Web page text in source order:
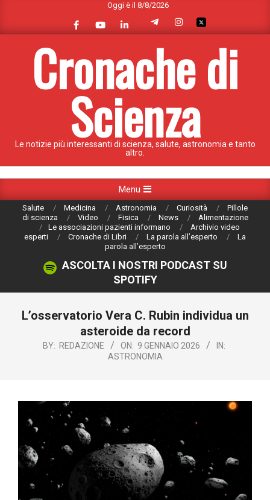
content
Oggi è il 8/8/2026
Cronache di
Scienza
Le notizie più interessanti di scienza, salute, astronomia e tanto
altro.
Navigation
Menu
Salute Medicina Astronomia Curiosità
Pillole
di scienza
Video Fisica News
Alimentazione
Le associazioni pazienti informano
Archivio video
esperti
Cronache di Libri La parola all’esperto
La
parola all’esperto
ASCOLTA I NOSTRI PODCAST SU
SPOTIFY
L’osservatorio Vera C. Rubin individua un
asteroide da record
BY: REDAZIONE ON: 9 GENNAIO 2026
IN:
ASTRONOMIA